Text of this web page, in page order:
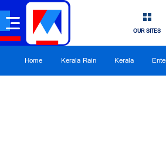
OUR SITES
Home Kerala Rain Kerala